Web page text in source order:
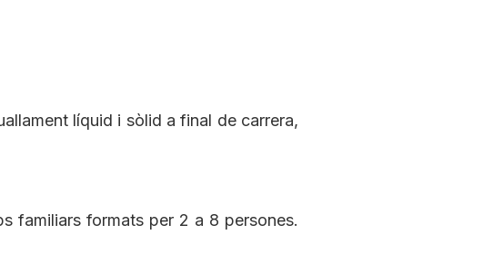
líquid i sòlid a final de carrera,
familiars formats per 2 a 8 persones.